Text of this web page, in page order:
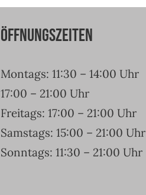
Öffnungszeiten
Montags: 11:30 – 14:00 Uhr
17:00 – 21:00 Uhr
Freitags: 17:00 – 21:00 Uhr
Samstags: 15:00 – 21:00 Uhr
Sonntags: 11:30 – 21:00 Uhr